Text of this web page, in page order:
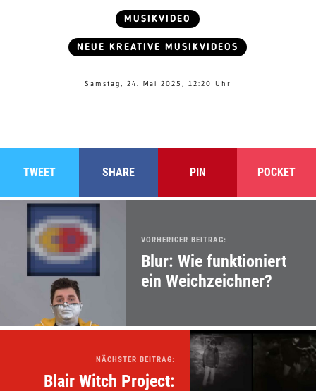
MUSIKVIDEO
NEUE KREATIVE MUSIKVIDEOS
Samstag, 24. Mai 2025, 12:20 Uhr
TWEET SHARE PIN POCKET
VORHERIGER BEITRAG:
Blur: Wie funktioniert
ein Weichzeichner?
NÄCHSTER BEITRAG:
Blair Witch Project: